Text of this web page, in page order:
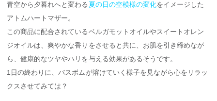
青空から夕暮れへと変わる 夏の日の空模様の変化をイメージした
アトムハートマザー。
この商品に配合されているベルガモットオイルやスイートオレン
ジオイルは、爽やかな香りをさせると共に、お肌を引き締めなが
ら、健康的なツヤやハリを与える効果があるそうです。
1日の終わりに、バスボムが溶けていく様子を見ながら心をリラッ
クスさせてみては？